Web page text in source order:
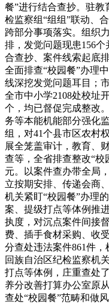
餐”进行结合查抄。驻
检监察组“组组”联动、
跨部分事项落实。组织
排，发觉问题现患156
合查抄、案件线索起底
全面排查“校园餐”办理
线深挖发觉问题耳目；
全市中小学2108处校址
个，均已督促完成整改
务等本能机能部分强化
组，对41个县市区农村
展全笼盖审计，教育、
查等，全省排查整改“校
元。以案件查办带全局
立按期安排、传递会商
机关紧盯“校园餐”办理
案、提级打点等体例推
执度，对沉点案件间接
费、插手食材采购、收
分查处违法案件861件，
回族自治区纪检监察机
打点等体例，庄重查处
养分改善打算办公室原
查处“校园餐”范畴和做